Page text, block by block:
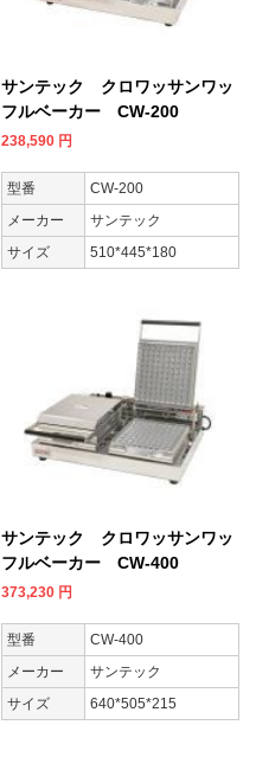
サンテック クロワッサンワッ
フルベーカー CW-200
238,590 円
型番
CW-200
メーカー
サンテック
サイズ
510*445*180
サンテック クロワッサンワッ
フルベーカー CW-400
373,230 円
型番
CW-400
メーカー
サンテック
サイズ
640*505*215